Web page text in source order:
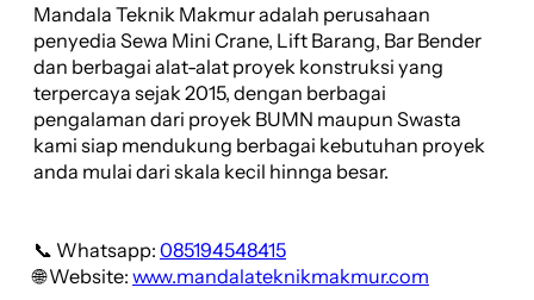
Mandala Teknik Makmur adalah perusahaan
penyedia Sewa Mini Crane, Lift Barang, Bar Bender
dan berbagai alat-alat proyek konstruksi yang
terpercaya sejak 2015, dengan berbagai
pengalaman dari proyek BUMN maupun Swasta
kami siap mendukung berbagai kebutuhan proyek
anda mulai dari skala kecil hinnga besar.
📞 Whatsapp: 085194548415
🌐 Website: www.mandalateknikmakmur.com